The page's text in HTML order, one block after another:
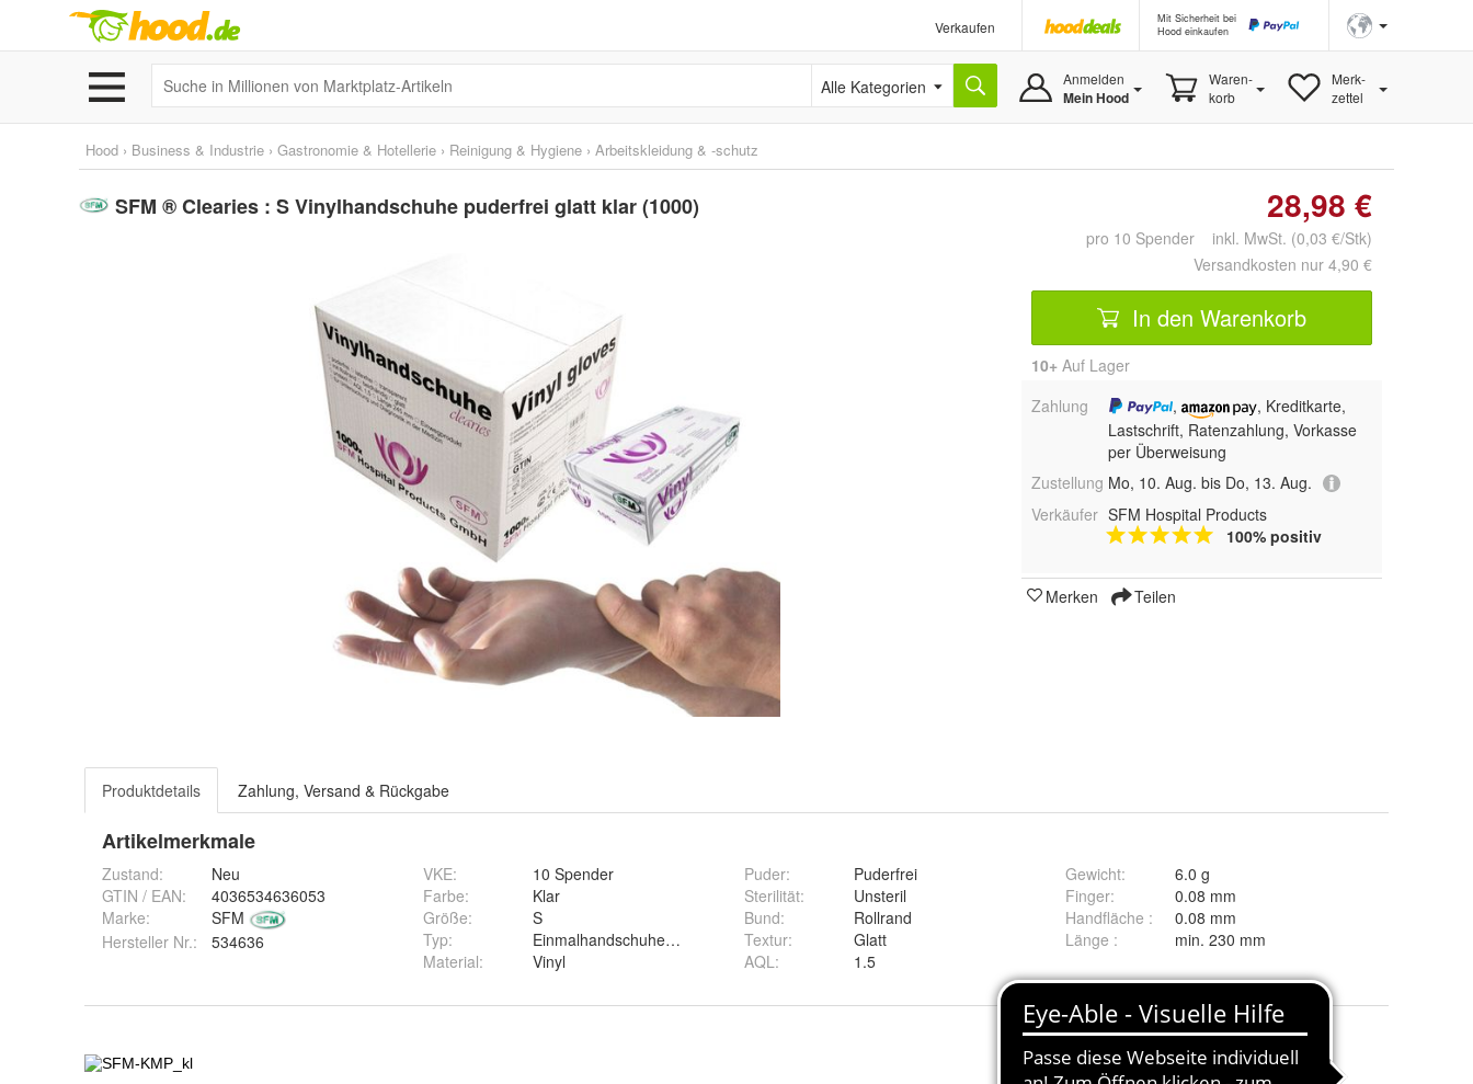
Verkaufen
Mit Sicherheit bei
Hood einkaufen
Alle Kategorien Anmelden
Mein Hood
Waren-
korb
Merk-
zettel
Hood › Business & Industrie › Gastronomie & Hotellerie › Reinigung & Hygiene › Arbeitskleidung & -schutz
SFM ® Clearies : S Vinylhandschuhe puderfrei glatt klar (1000) 28,98 €
pro 10 Spender inkl. MwSt. (0,03 €/Stk)
Versandkosten nur 4,90 €
In den Warenkorb
10+ Auf Lager
Zahlung
,
, Kreditkarte,
Lastschrift, Ratenzahlung, Vorkasse
per Überweisung
Zustellung Mo, 10. Aug. bis Do, 13. Aug.
Verkäufer SFM Hospital Products
100% positiv
Merken Teilen
Produktdetails Zahlung, Versand & Rückgabe
Artikelmerkmale
Zustand:
Neu
GTIN / EAN:
4036534636053
Marke:
SFM
Hersteller Nr.:
534636
VKE:
10 Spender
Farbe:
Klar
Größe:
S
Typ:
Einmalhandschuhe Einweghandschuhe Untersuchungshandschuhe Vinylhandschuhe
Material: Vinyl
Puder:
Puderfrei
Sterilität:
Unsteril
Bund:
Rollrand
Textur:
Glatt
AQL: 1.5
Gewicht:
6.0 g
Finger:
0.08 mm
Handfläche :
0.08 mm
Länge : min. 230 mm